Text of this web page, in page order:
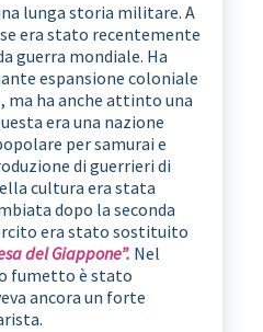
lunga storia militare. A
era stato recentemente
guerra mondiale. Ha
espansione coloniale
ha anche attinto una
era una nazione
per samurai e
di guerrieri di
cultura era stata
dopo la seconda
era stato sostituito
del Giappone”. Nel
fumetto è stato
ancora un forte